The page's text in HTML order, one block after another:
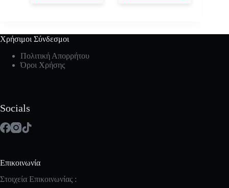
Χρήσιμοι Σύνδεσμοι
Πολιτική Απορρήτου
Όροι Χρήσης
Socials
Επικοινωνία
Στοιχεία Επικοινωνίας :